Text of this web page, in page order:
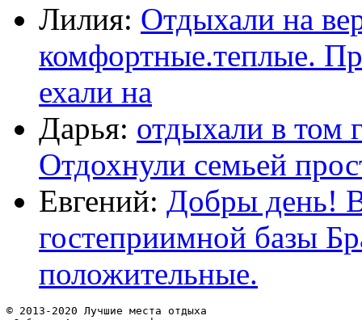
Лилия: Отдыхали на
комфортные.теплые.
ехали на
Дарья: отдыхали в том
Отдохнули семьей
Евгений: Добры день!
гостеприимной базы
положительные.
© 2013-2020 Лучшие места отдыха